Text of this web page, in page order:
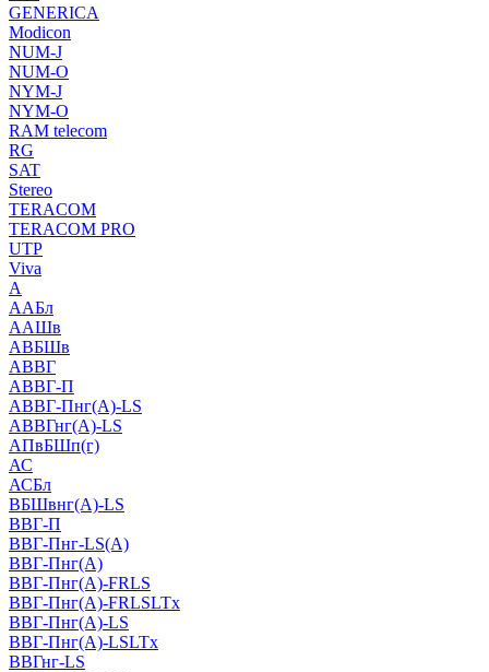
GENERICA
Modicon
NUM-J
NUM-O
NYM-J
NYM-O
RAM telecom
RG
SAT
Stereo
TERACOM
TERACOM PRO
UTP
Viva
А
ААБл
ААШв
АВБШв
АВВГ
АВВГ-П
АВВГ-Пнг(А)-LS
АВВГнг(А)-LS
АПвБШп(г)
АС
АСБл
ВБШвнг(А)-LS
ВВГ-П
ВВГ-Пнг-LS(А)
ВВГ-Пнг(А)
ВВГ-Пнг(А)-FRLS
ВВГ-Пнг(А)-FRLSLTx
ВВГ-Пнг(А)-LS
ВВГ-Пнг(А)-LSLTx
ВВГнг-LS